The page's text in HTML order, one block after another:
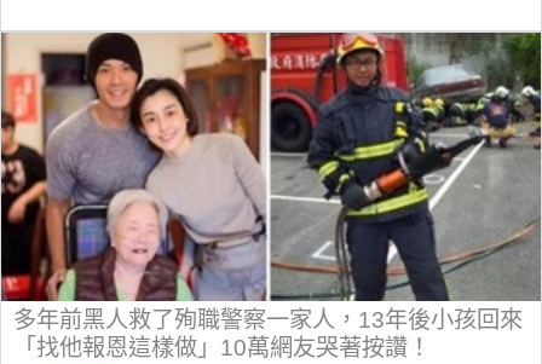
多年前黑人救了殉職警察一家人，13年後小孩回來
「找他報恩這樣做」10萬網友哭著按讚！